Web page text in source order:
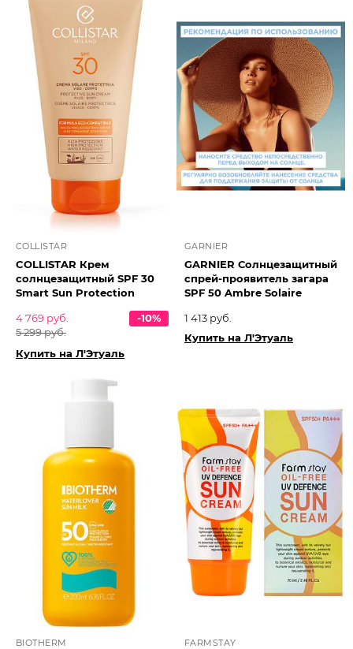
COLLISTAR
COLLISTAR Крем
солнцезащитный SPF 30
Smart Sun Protection
4 769 руб.
5 299 руб.
-10%
Купить на Л'Этуаль
GARNIER
GARNIER Солнцезащитный
спрей-проявитель загара
SPF 50 Ambre Solaire
1 413 руб.
Купить на Л'Этуаль
BIOTHERM FARMSTAY